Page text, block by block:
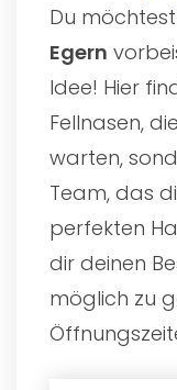
Du
Egern
Idee! Hier
Fellnasen,
warten,
Team, das
perfekten
dir deinen
möglich zu